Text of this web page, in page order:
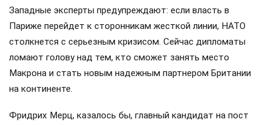
Западные эксперты предупреждают: если власть в
Париже перейдет к сторонникам жесткой линии, НАТО
столкнется с серьезным кризисом. Сейчас дипломаты
ломают голову над тем, кто сможет занять место
Макрона и стать новым надежным партнером Британии
на континенте.
Фридрих Мерц, казалось бы, главный кандидат на пост